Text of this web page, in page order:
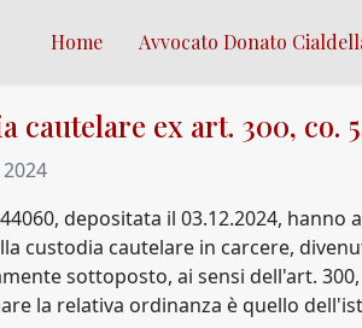
Home Avvocato Donato
cautelare ex art. 300,
depositata il 03.12.2024,
custodia cautelare in carcere,
sottoposto, ai sensi dell'art.
la relativa ordinanza è quello